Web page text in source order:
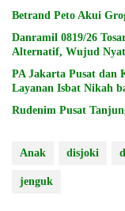
Betrand Peto Akui
Danramil 0819/26
Alternatif, Wujud
PA Jakarta Pusat dan
Layanan Isbat Nikah
Rudenim Pusat
Anak disjoki
jenguk